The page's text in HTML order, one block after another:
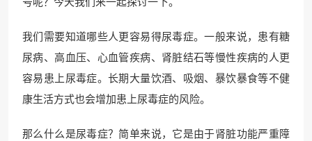
号呢？今天我们来一起探讨一下。
我们需要知道哪些人更容易得尿毒症。一般来说，患有糖
尿病、高血压、心血管疾病、肾脏结石等慢性疾病的人更
容易患上尿毒症。长期大量饮酒、吸烟、暴饮暴食等不健
康生活方式也会增加患上尿毒症的风险。
那么什么是尿毒症？简单来说，它是由于肾脏功能严重障